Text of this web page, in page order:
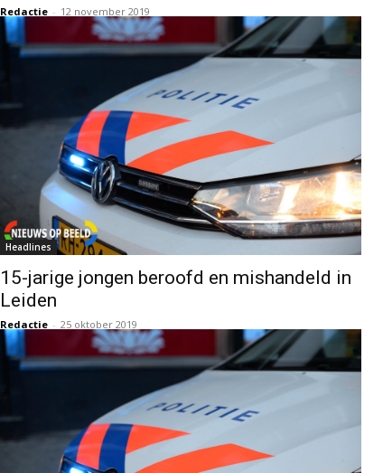
Redactie - 12 november 2019
Headlines
15-jarige jongen beroofd en mishandeld in
Leiden
Redactie - 25 oktober 2019